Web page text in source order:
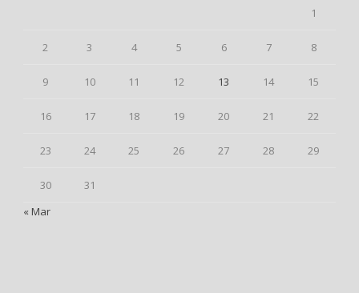
1
2 3 4 5 6 7 8
9 10 11 12 13 14 15
16 17 18 19 20 21 22
23 24 25 26 27 28 29
30
31
« Mar